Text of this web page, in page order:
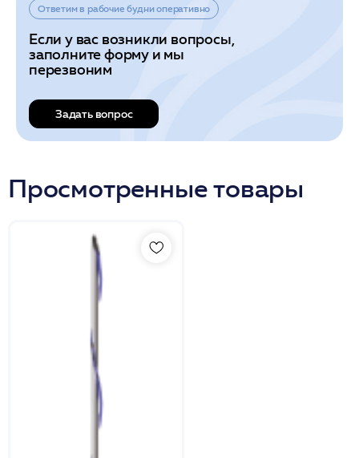
Ответим в рабочие будни оперативно
Если у вас возникли вопросы,
заполните форму и мы
перезвоним
Задать вопрос
Просмотренные товары